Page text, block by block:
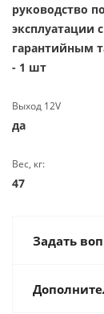
руководство по
эксплуатации с
гарантийным
- 1 шт
Выход 12V
да
Вес, кг:
47
Задать